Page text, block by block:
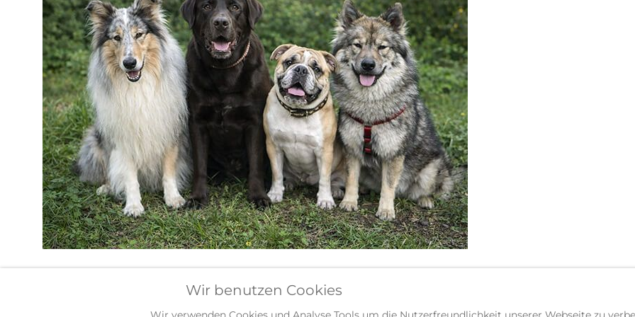
Wir benutzen Cookies